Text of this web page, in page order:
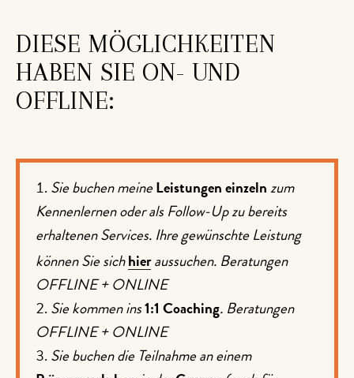
DIESE MÖGLICHKEITEN
HABEN SIE ON- UND
OFFLINE:
Sie buchen meine Leistungen einzeln zum
Kennenlernen oder als Follow-Up zu bereits
erhaltenen Services. Ihre gewünschte Leistung
können Sie sich hieraussuchen. Beratungen
OFFLINE + ONLINE
Sie kommen ins1:1 Coaching. Beratungen
OFFLINE + ONLINE
Sie buchen die Teilnahme an einem